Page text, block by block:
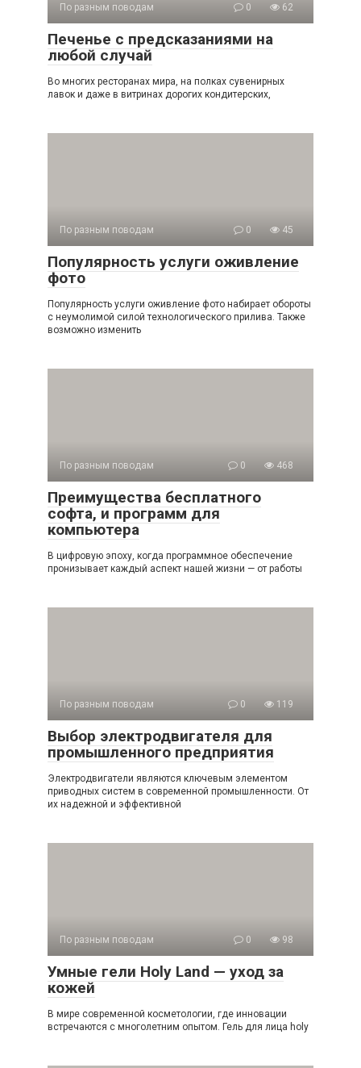
По разным поводам 0 62
Печенье с предсказаниями на
любой случай
Во многих ресторанах мира, на полках сувенирных
лавок и даже в витринах дорогих кондитерских,
По разным поводам 0 45
Популярность услуги оживление
фото
Популярность услуги оживление фото набирает обороты
с неумолимой силой технологического прилива. Также
возможно изменить
По разным поводам 0 468
Преимущества бесплатного
софта, и программ для
компьютера
В цифровую эпоху, когда программное обеспечение
пронизывает каждый аспект нашей жизни — от работы
По разным поводам 0 119
Выбор электродвигателя для
промышленного предприятия
Электродвигатели являются ключевым элементом
приводных систем в современной промышленности. От
их надежной и эффективной
По разным поводам 0 98
Умные гели Holy Land — уход за
кожей
В мире современной косметологии, где инновации
встречаются с многолетним опытом. Гель для лица holy